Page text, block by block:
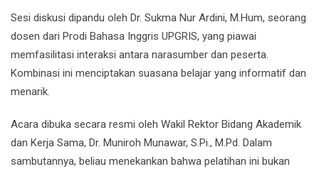
Sesi diskusi dipandu oleh Dr. Sukma Nur Ardini, M.Hum, seorang
dosen dari Prodi Bahasa Inggris UPGRIS, yang piawai
memfasilitasi interaksi antara narasumber dan peserta.
Kombinasi ini menciptakan suasana belajar yang informatif dan
menarik.
Acara dibuka secara resmi oleh Wakil Rektor Bidang Akademik
dan Kerja Sama, Dr. Muniroh Munawar, S.Pi., M.Pd. Dalam
sambutannya, beliau menekankan bahwa pelatihan ini bukan